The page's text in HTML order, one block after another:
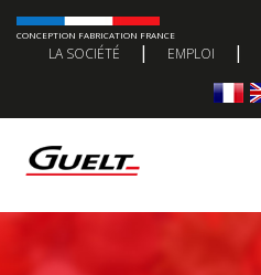
CONCEPTION FABRICATION FRANCE
LA SOCIÉTÉ | EMPLOI |